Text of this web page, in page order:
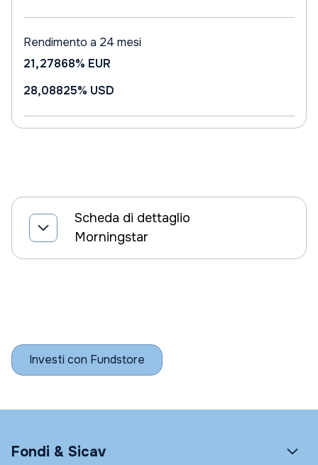
Rendimento a 24 mesi
21,27868% EUR
28,08825% USD
Scheda di dettaglio
Morningstar
Investi con Fundstore
Fondi & Sicav